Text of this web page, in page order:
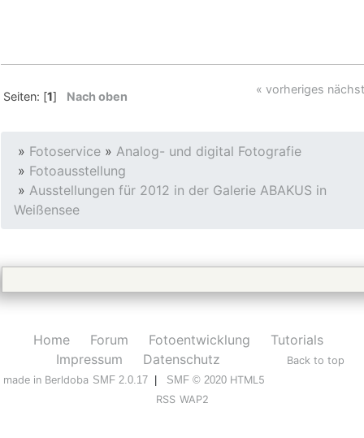
Seiten: [1] Nach oben
« vorheriges
» Fotoservice » Analog- und digital Fotografie
» Fotoausstellung
» Ausstellungen für 2012 in der Galerie ABAKUS in
Weißensee
Home Forum Fotoentwicklung
Tutorials
Impressum
Datenschutz
Back to top
made in Berldoba SMF 2.0.17| SMF © 2020 HTML5
RSS WAP2